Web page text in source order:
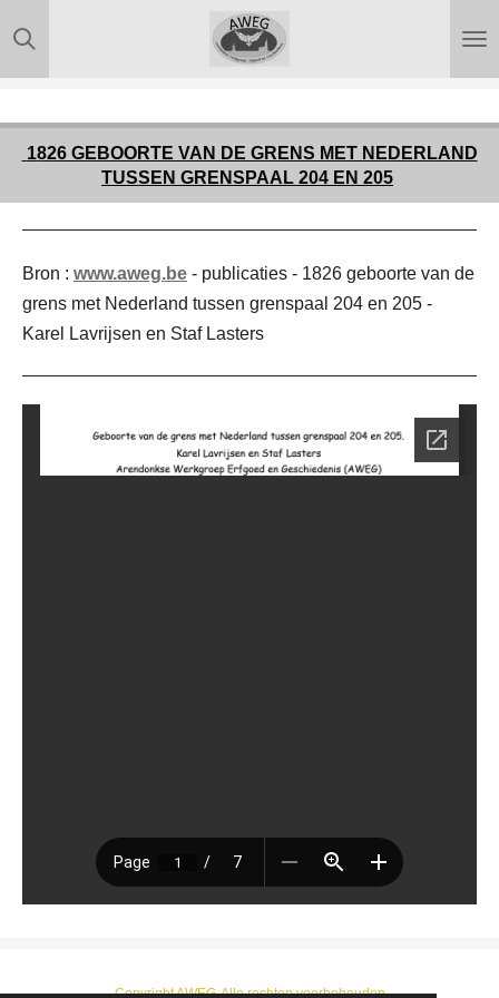
Ga
direct
naar
hoofdinhoud
1826 GEBOORTE VAN DE GRENS MET NEDERLAND
TUSSEN GRENSPAAL 204 EN 205
Bron : www.aweg.be - publicaties - 1826 geboorte van de
grens met Nederland tussen grenspaal 204 en 205 -
Karel Lavrijsen en Staf Lasters
Copyright AWEG-Alle rechten voorbehouden